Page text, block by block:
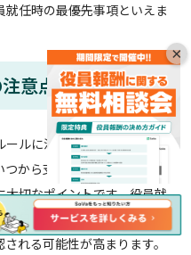
任時の最優先事項といえま
意点
ルに沿って決める必要があ
から支給するかは、税務上
切なポイントです。役員就
日（いつから）を明確にし
れる可能性が高まります。
×